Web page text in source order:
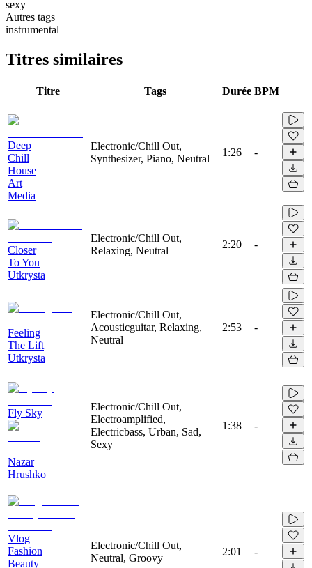
sexy
Autres tags
instrumental
Titres similaires
Titre Tags Durée BPM
Deep
Chill
House
Art
Media
Electronic/Chill Out,
Synthesizer, Piano, Neutral
1:26 -
Closer
To You
Utkrysta
Electronic/Chill Out,
Relaxing, Neutral
2:20 -
Feeling
The Lift
Utkrysta
Electronic/Chill Out,
Acousticguitar, Relaxing,
Neutral
2:53 -
Fly Sky
Nazar
Hrushko
Electronic/Chill Out,
Electroamplified,
Electricbass, Urban, Sad,
Sexy
1:38 -
Vlog
Fashion
Beauty
Electronic/Chill Out,
Neutral, Groovy
2:01 -